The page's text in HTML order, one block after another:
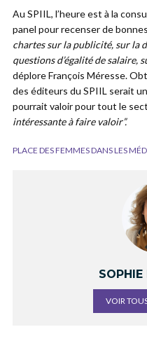
Au SPIIL, l’heure est à la
panel pour recenser de
chartes sur la publicité, sur la
questions d’égalité de salaire,
déplore François Méresse.
des éditeurs du SPIIL serait
pourrait valoir pour tout le
intéressante à faire valoir”.
PLACE DES FEMMES DANS LES
VOIR